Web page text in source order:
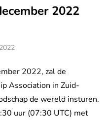
2022
2022, zal de
Association in Zuid-
de wereld insturen.
uur (07:30 UTC) met